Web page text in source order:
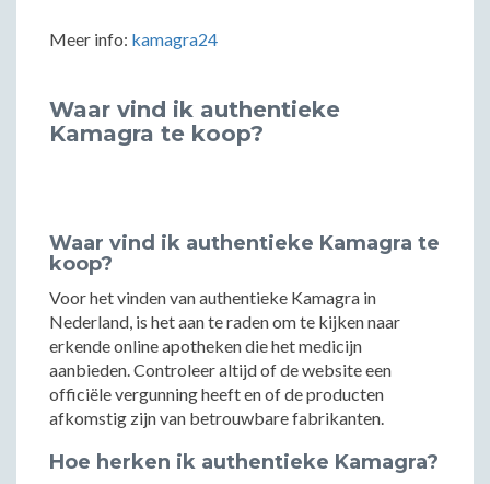
Meer info: kamagra24
Waar vind ik authentieke
Kamagra te koop?
Waar vind ik authentieke Kamagra te
koop?
Voor het vinden van authentieke Kamagra in
Nederland, is het aan te raden om te kijken naar
erkende online apotheken die het medicijn
aanbieden. Controleer altijd of de website een
officiële vergunning heeft en of de producten
afkomstig zijn van betrouwbare fabrikanten.
Hoe herken ik authentieke Kamagra?